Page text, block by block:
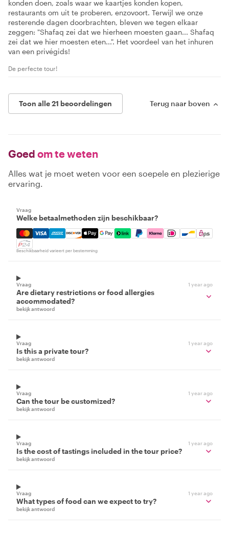
konden doen, zoals waar we kaartjes konden kopen,
restaurants om uit te proberen, enzovoort. Terwijl we onze
resterende dagen doorbrachten, bleven we tegen elkaar
zeggen: "Shafaq zei dat we hierheen moesten gaan... Shafaq
zei dat we hier moesten eten...". Het voordeel van het inhuren
van een privégids!
De perfecte tour!
Toon alle 21 beoordelingen Terug naar boven
Goed om te weten
Alles wat je moet weten voor een soepele en plezierige
ervaring.
Vraag
Welke betaalmethoden zijn beschikbaar?
Mastercard, Visa, Amex, Discover, Apple Pay, Google
Beschikbaarheid varieert per bestemming
Vraag 1 year ago
Are dietary restrictions or food allergies
accommodated?
bekijk antwoord
Vraag 1 year ago
Is this a private tour?
bekijk antwoord
Vraag 1 year ago
Can the tour be customized?
bekijk antwoord
Vraag 1 year ago
Is the cost of tastings included in the tour price?
bekijk antwoord
Vraag 1 year ago
What types of food can we expect to try?
bekijk antwoord